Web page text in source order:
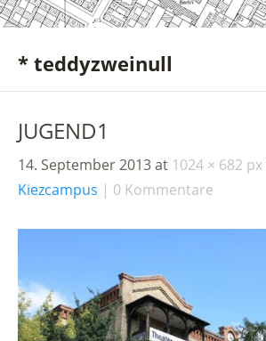
* teddyzweinull
JUGEND1
14. September 2013at 1024 × 682 px
Kiezcampus
0 Kommentare